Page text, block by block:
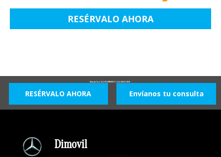
RESÉRVALO AHORA
Mercedes Clase GLA TODOTERRENO 1.3 GLA 250 E DCT 218 5P -
RESÉRVALO AHORA Envíanos tu consulta
Dimovil